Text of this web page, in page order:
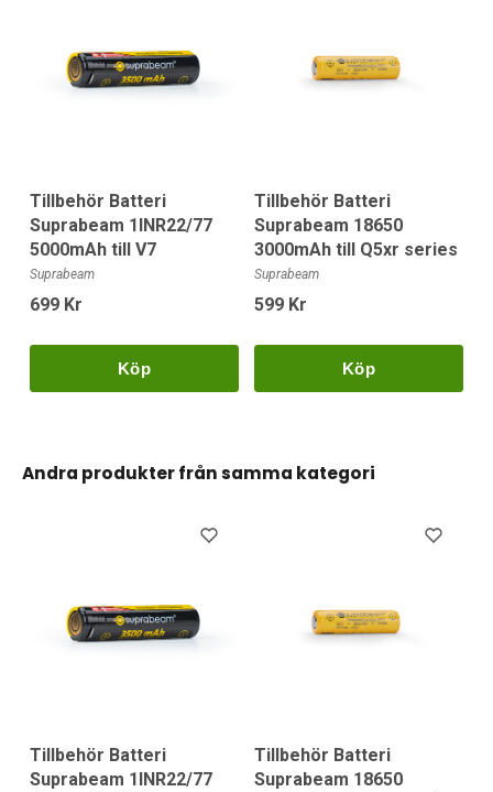
Tillbehör Batteri
Suprabeam 1INR22/77
5000mAh till V7
Suprabeam
699 Kr
Köp
Tillbehör Batteri
Suprabeam 18650
3000mAh till Q5xr series
Suprabeam
599 Kr
Köp
Andra produkter från samma kategori
Tillbehör Batteri
Suprabeam 1INR22/77
Tillbehör Batteri
Suprabeam 18650